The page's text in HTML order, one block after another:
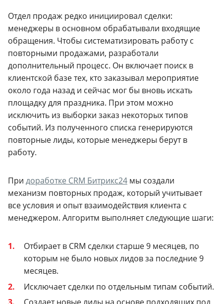
Отдел продаж редко инициировал сделки:
менеджеры в основном обрабатывали входящие
обращения. Чтобы систематизировать работу с
повторными продажами, разработали
дополнительный процесс. Он включает поиск в
клиентской базе тех, кто заказывал мероприятие
около года назад и сейчас мог бы вновь искать
площадку для праздника. При этом можно
исключить из выборки заказ некоторых типов
событий. Из полученного списка генерируются
повторные лиды, которые менеджеры берут в
работу.
При доработке CRM Битрикс24 мы создали
механизм повторных продаж, который учитывает
все условия и опыт взаимодействия клиента с
менеджером. Алгоритм выполняет следующие шаги:
Отбирает в CRM сделки старше 9 месяцев, по
которым не было новых лидов за последние 9
месяцев.
Исключает сделки по отдельным типам событий.